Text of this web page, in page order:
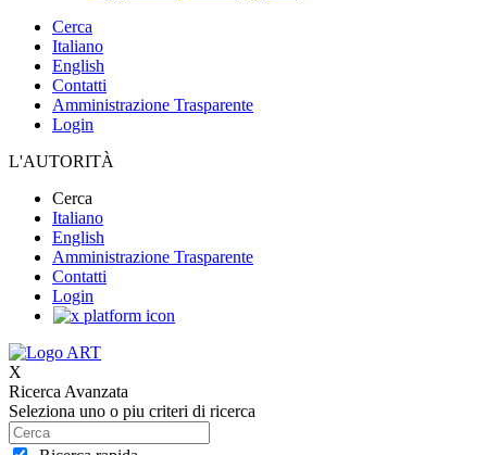
Cerca
Italiano
English
Contatti
Amministrazione Trasparente
Login
L'AUTORITÀ
Cerca
Italiano
English
Amministrazione Trasparente
Contatti
Login
X
Ricerca Avanzata
Seleziona uno o piu criteri di ricerca